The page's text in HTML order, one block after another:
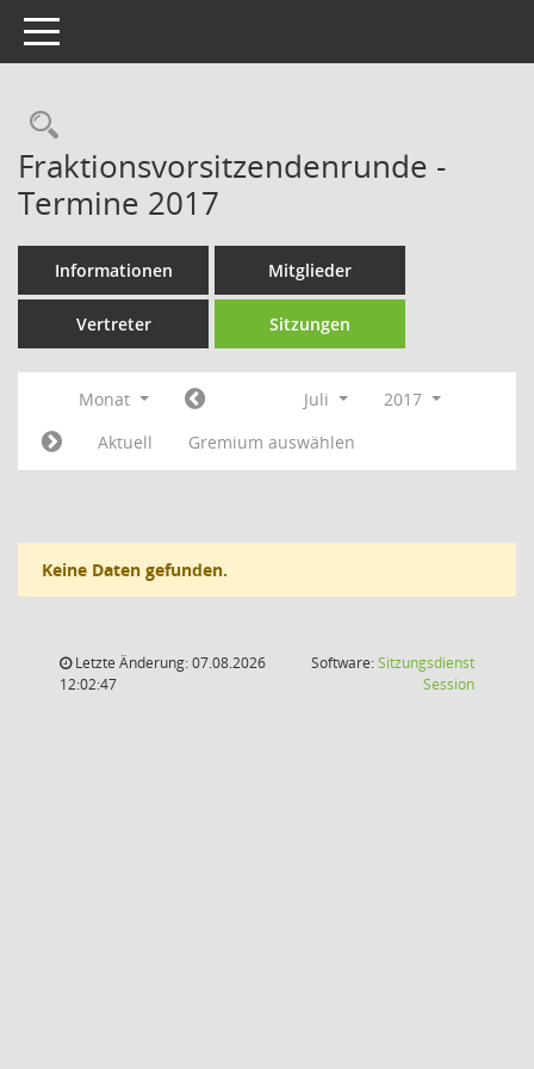
Toggle navigation
Rechercheauswahl
Fraktionsvorsitzendenrunde -
Termine 2017
Informationen Mitglieder
Vertreter Sitzungen
Monat Juli
2017
Aktuell
Gremium auswählen
Keine Daten gefunden.
Letzte Änderung: 07.08.2026
12:02:47
Software:Sitzungsdienst
Session(Wird in